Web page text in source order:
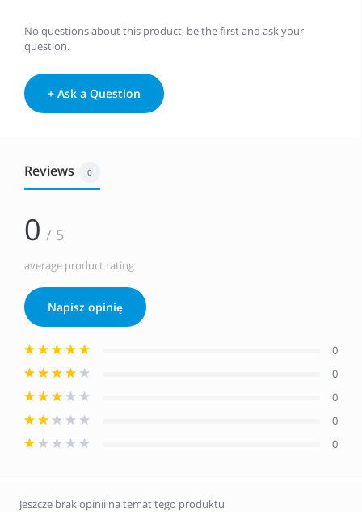
No questions about this product, be the first and ask your
question.
+ Ask a Question
Reviews 0
0 / 5
average product rating
Napisz opinię
0
0
0
0
0
Jeszcze brak opinii na temat tego produktu